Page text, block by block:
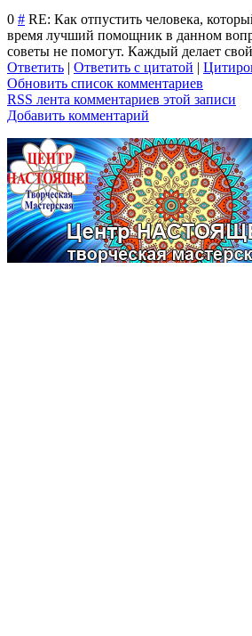
0 # RE: Как отпустить человека,
время лучший помощник в данном
советы не помогут. Каждый делает
Ответить | Ответить с цитатой |
Обновить список комментариев
RSS лента комментариев этой записи
Добавить комментарий